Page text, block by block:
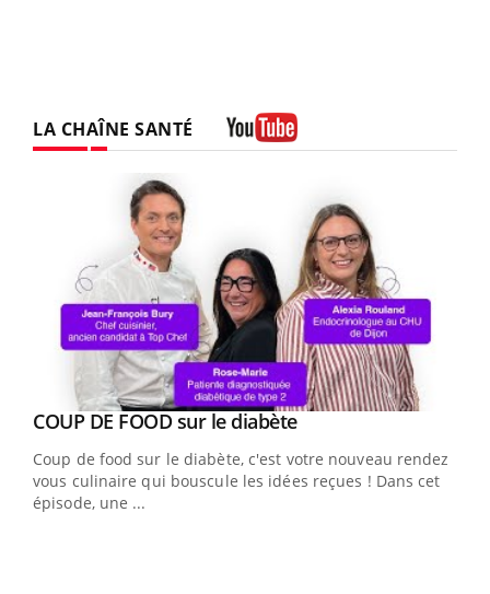
LA CHAÎNE SANTÉ
Youtube
COUP DE FOOD sur le diabèteYoutube
Coup de food sur le diabète, c'est votre nouveau rendez-
vous culinaire qui bouscule les idées reçues ! Dans cet
épisode, une ...
Youtube
Quand l’entreprise mise sur le bien être global
"Les rendez-vous de la santé et de la qualité de vie au
travail" de Pourquoi Docteur reçoivent Régis Blugeon,
DRH et directeur ...